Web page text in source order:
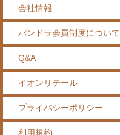
会社情報
パンドラ会員制度について
Q&A
イオンリテール
プライバシーポリシー
利用規約